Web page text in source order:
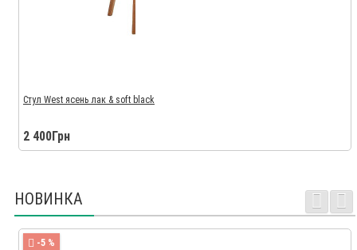
Стул West ясень лак & soft black
2 400Грн
НОВИНКА
-5 %